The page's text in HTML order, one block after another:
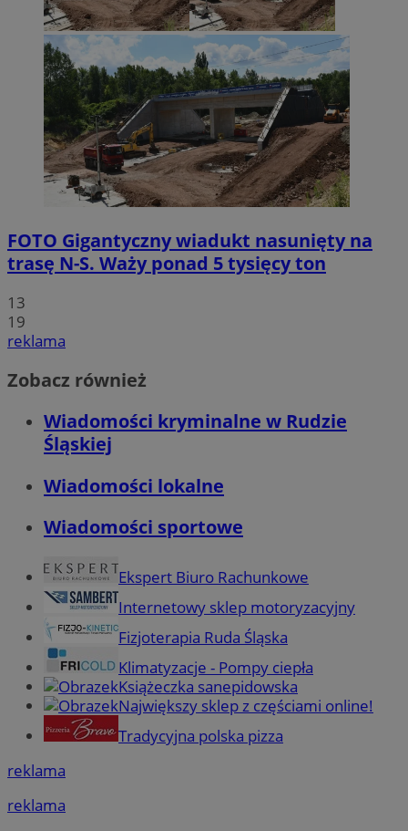
FOTO Gigantyczny wiadukt nasunięty na
trasę N-S. Waży ponad 5 tysięcy ton
13
19
reklama
Zobacz również
Wiadomości kryminalne w Rudzie
Śląskiej
Wiadomości lokalne
Wiadomości sportowe
Ekspert Biuro Rachunkowe
Internetowy sklep motoryzacyjny
Fizjoterapia Ruda Śląska
Klimatyzacje - Pompy ciepła
Książeczka sanepidowska
Największy sklep z częściami online!
Tradycyjna polska pizza
reklama
reklama